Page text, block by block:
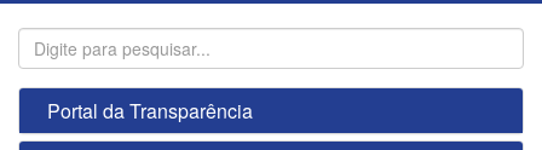
Portal da Transparência